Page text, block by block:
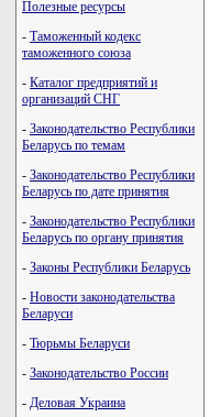
Полезные ресурсы
- Таможенный кодекс
таможенного союза
- Каталог предприятий и
организаций СНГ
- Законодательство Республики
Беларусь по темам
- Законодательство Республики
Беларусь по дате принятия
- Законодательство Республики
Беларусь по органу принятия
- Законы Республики Беларусь
- Новости законодательства
Беларуси
- Тюрьмы Беларуси
- Законодательство России
- Деловая Украина